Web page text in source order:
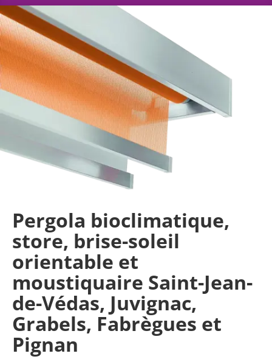
Pergola bioclimatique,
store, brise-soleil
orientable et
moustiquaire Saint-Jean-
de-Védas, Juvignac,
Grabels, Fabrègues et
Pignan